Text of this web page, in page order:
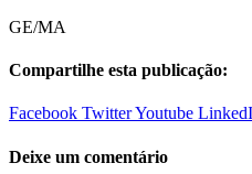
GE/MA
Compartilhe esta publicação:
Facebook TwitterYoutube
Deixe um comentário